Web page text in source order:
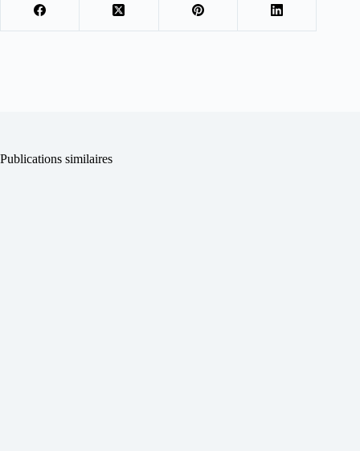
Publications similaires